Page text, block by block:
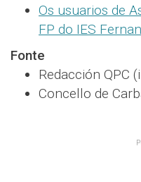
Os usuarios de
FP do IES
Fonte
Redacción QPC
Concello de